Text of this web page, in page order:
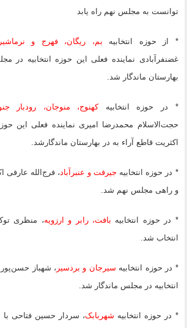
توانست به مجلس نهم راه یابد
* از حوزه انتخابیه بم، ریگان، فهرج و
غضنفرآبادی نماینده فعلی این حوزه انتخابیه در
بهارستان ماندگار شد.
* در حوزه انتخابیه کهنوج، منوجان، رودبار
حجت‌الاسلام محمدرضا امیری نماینده فعلی این
اکثریت قاطع آراء به در بهارستان ماندگارشد.
* در حوزه انتخابیه جیرفت و عنبرآباد، فرج‌الله عارفی
و راهی مجلس نهم شد.
* در حوزه انتخابیه بافت، رابر و ارزویه، منظری
انتخاب شد.
* در حوزه انتخابیه سیرجان و بردسیر ، شهباز حسن‌پور
انتخابیه در مجلس ماندگار شد.
* در حوزه انتخابیه شهربابک، سردار حسین فتاحی با